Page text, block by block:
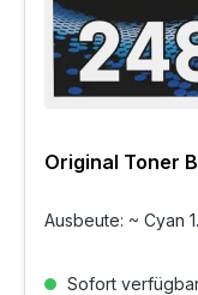
Original Toner
Ausbeute: ~ Cyan
Sofort